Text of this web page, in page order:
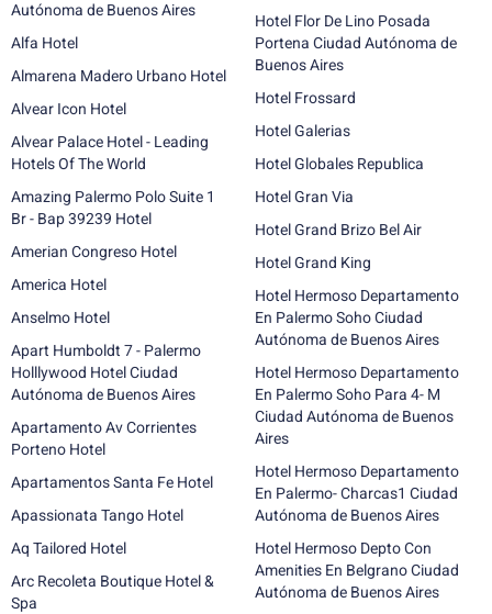
Autónoma de Buenos Aires
Alfa Hotel
Almarena Madero Urbano Hotel
Alvear Icon Hotel
Alvear Palace Hotel - Leading
Hotels Of The World
Amazing Palermo Polo Suite 1
Br - Bap 39239 Hotel
Amerian Congreso Hotel
America Hotel
Anselmo Hotel
Apart Humboldt 7 - Palermo
Holllywood Hotel Ciudad
Autónoma de Buenos Aires
Apartamento Av Corrientes
Porteno Hotel
Apartamentos Santa Fe Hotel
Apassionata Tango Hotel
Aq Tailored Hotel
Arc Recoleta Boutique Hotel &
Spa
Hotel Flor De Lino Posada
Portena Ciudad Autónoma de
Buenos Aires
Hotel Frossard
Hotel Galerias
Hotel Globales Republica
Hotel Gran Via
Hotel Grand Brizo Bel Air
Hotel Grand King
Hotel Hermoso Departamento
En Palermo Soho Ciudad
Autónoma de Buenos Aires
Hotel Hermoso Departamento
En Palermo Soho Para 4- M
Ciudad Autónoma de Buenos
Aires
Hotel Hermoso Departamento
En Palermo- Charcas1 Ciudad
Autónoma de Buenos Aires
Hotel Hermoso Depto Con
Amenities En Belgrano Ciudad
Autónoma de Buenos Aires